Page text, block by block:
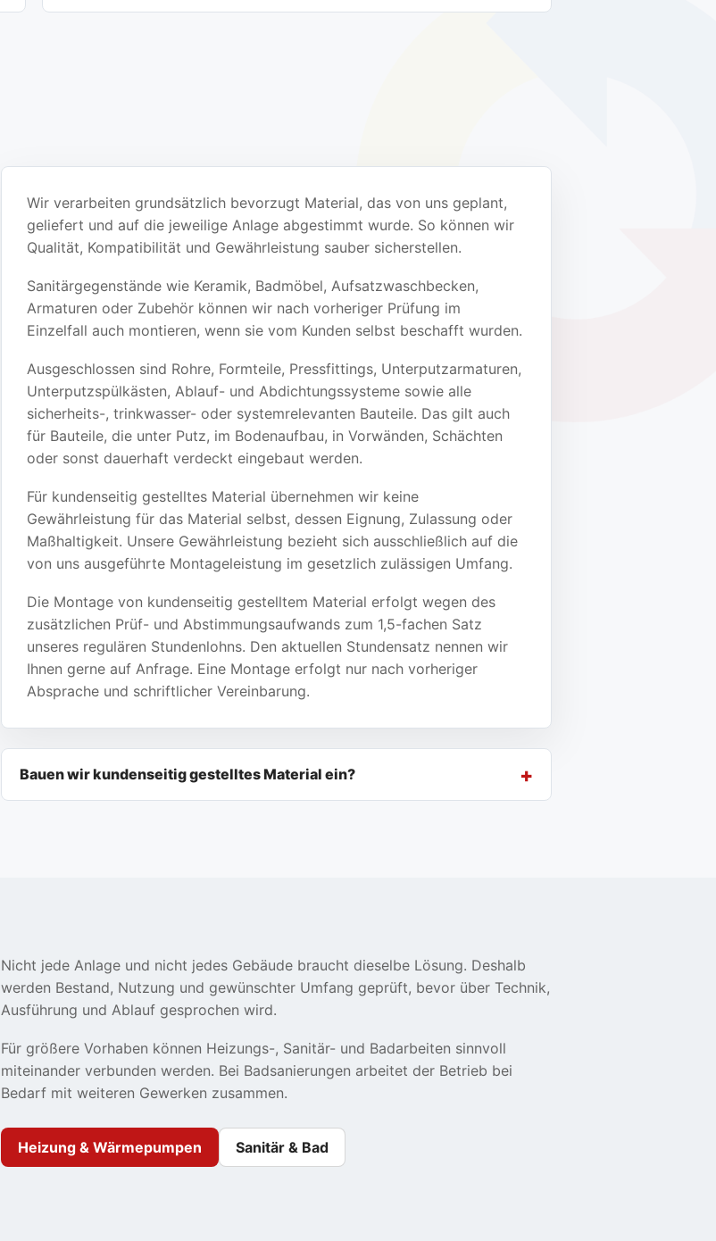
Wir verarbeiten grundsätzlich bevorzugt Material, das von uns geplant,
geliefert und auf die jeweilige Anlage abgestimmt wurde. So können wir
Qualität, Kompatibilität und Gewährleistung sauber sicherstellen.
Sanitärgegenstände wie Keramik, Badmöbel, Aufsatzwaschbecken,
Armaturen oder Zubehör können wir nach vorheriger Prüfung im
Einzelfall auch montieren, wenn sie vom Kunden selbst beschafft wurden.
Ausgeschlossen sind Rohre, Formteile, Pressfittings, Unterputzarmaturen,
Unterputzspülkästen, Ablauf- und Abdichtungssysteme sowie alle
sicherheits-, trinkwasser- oder systemrelevanten Bauteile. Das gilt auch
für Bauteile, die unter Putz, im Bodenaufbau, in Vorwänden, Schächten
oder sonst dauerhaft verdeckt eingebaut werden.
Für kundenseitig gestelltes Material übernehmen wir keine
Gewährleistung für das Material selbst, dessen Eignung, Zulassung oder
Maßhaltigkeit. Unsere Gewährleistung bezieht sich ausschließlich auf die
von uns ausgeführte Montageleistung im gesetzlich zulässigen Umfang.
Die Montage von kundenseitig gestelltem Material erfolgt wegen des
zusätzlichen Prüf- und Abstimmungsaufwands zum 1,5-fachen Satz
unseres regulären Stundenlohns. Den aktuellen Stundensatz nennen wir
Ihnen gerne auf Anfrage. Eine Montage erfolgt nur nach vorheriger
Absprache und schriftlicher Vereinbarung.
Bauen wir kundenseitig gestelltes Material ein?
Nicht jede Anlage und nicht jedes Gebäude braucht dieselbe Lösung. Deshalb
werden Bestand, Nutzung und gewünschter Umfang geprüft, bevor über Technik,
Ausführung und Ablauf gesprochen wird.
Für größere Vorhaben können Heizungs-, Sanitär- und Badarbeiten sinnvoll
miteinander verbunden werden. Bei Badsanierungen arbeitet der Betrieb bei
Bedarf mit weiteren Gewerken zusammen.
Heizung & Wärmepumpen Sanitär & Bad